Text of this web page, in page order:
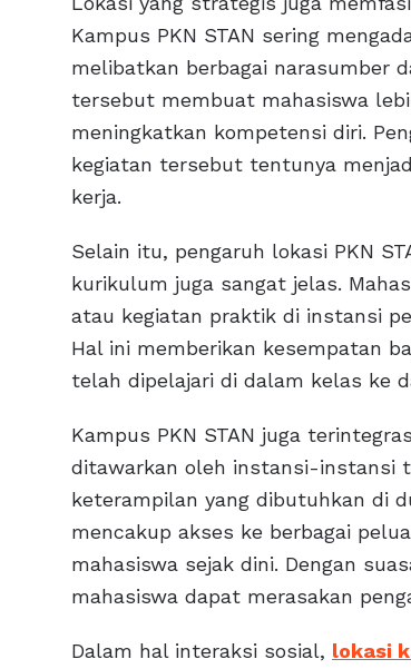
Kampus PKN STAN sering
melibatkan berbagai narasumber
tersebut membuat mahasiswa
meningkatkan kompetensi diri.
kegiatan tersebut tentunya
kerja.
Selain itu, pengaruh lokasi PKN
kurikulum juga sangat jelas.
atau kegiatan praktik di instansi
Hal ini memberikan kesempatan
telah dipelajari di dalam kelas ke
Kampus PKN STAN juga
ditawarkan oleh instansi-instansi
keterampilan yang dibutuhkan di
mencakup akses ke berbagai
mahasiswa sejak dini. Dengan
mahasiswa dapat merasakan
Dalam hal interaksi sosial, lokasi